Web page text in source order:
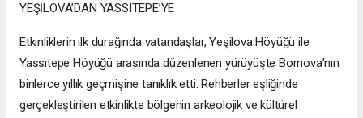
YEŞİLOVA’DAN YASSITEPE’YE
Etkinliklerin ilk durağında vatandaşlar, Yeşilova Höyüğü ile
Yassıtepe Höyüğü arasında düzenlenen yürüyüşte Bornova’nın
binlerce yıllık geçmişine tanıklık etti. Rehberler eşliğinde
gerçekleştirilen etkinlikte bölgenin arkeolojik ve kültürel